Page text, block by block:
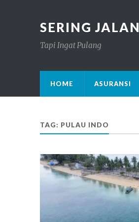
SERING JALAN
Tapi Ingat Pulang
HOME ASURANSI
TAG: PULAU INDO